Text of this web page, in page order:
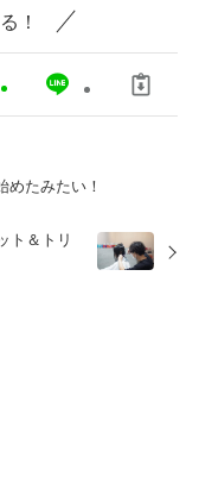
！
めたみたい！
ト＆トリ